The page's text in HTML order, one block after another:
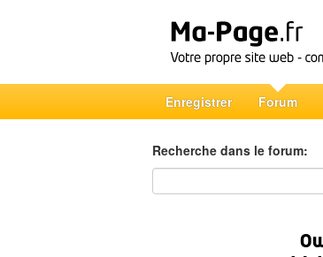
Enregistrer Forum
Recherche dans le forum:
Recherche dans le forum